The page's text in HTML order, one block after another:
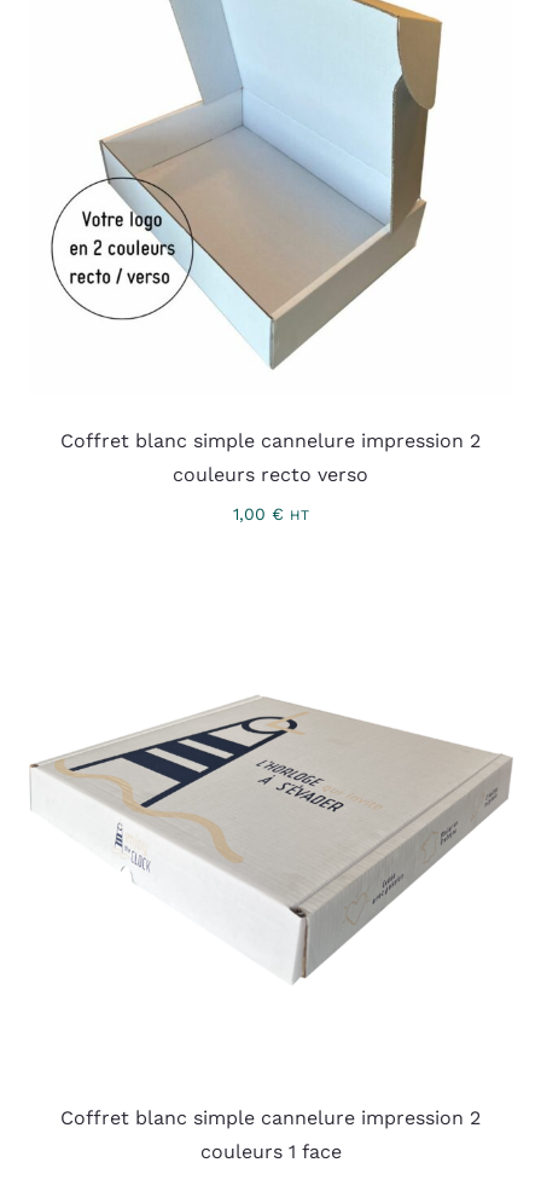
Coffret blanc simple cannelure impression 2
couleurs recto verso
1,00 € HT
Coffret blanc simple cannelure impression 2
couleurs 1 face